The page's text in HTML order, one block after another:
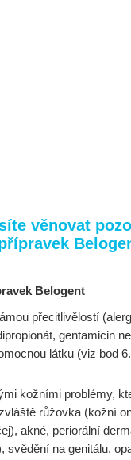
věnovat
Belogent
přecitlivělostí
gentamicin
látku (viz bod
kožními problémy,
růžovka (kožní
akné, periorální
svědění na genitálu,